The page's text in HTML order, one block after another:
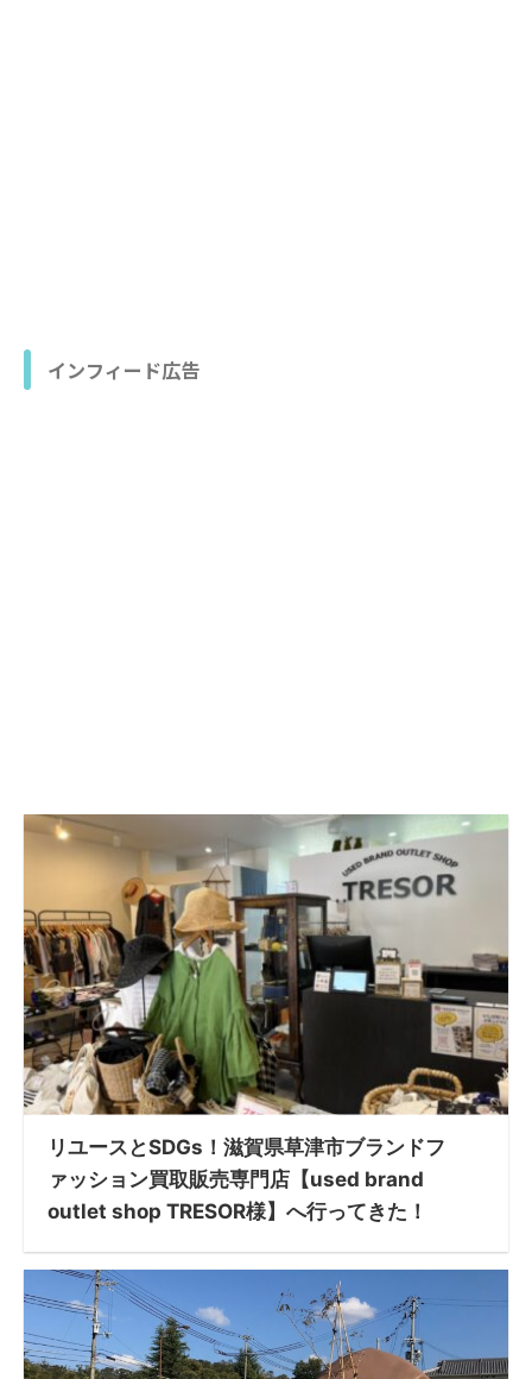
インフィード広告
リユースとSDGs！滋賀県草津市ブランドフ
ァッション買取販売専門店【used brand
outlet shop TRESOR様】へ行ってきた！